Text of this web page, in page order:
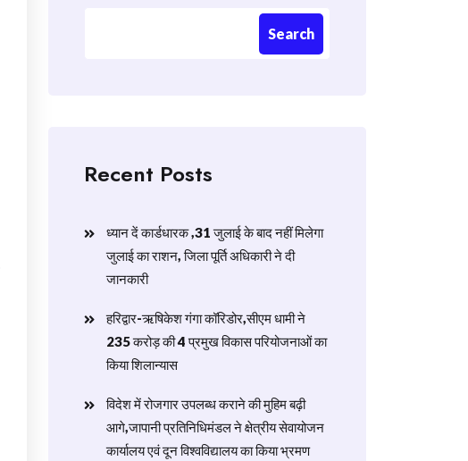
Search
Recent Posts
ध्यान दें कार्डधारक ,31 जुलाई के बाद नहीं मिलेगा
जुलाई का राशन, जिला पूर्ति अधिकारी ने दी
जानकारी
हरिद्वार-ऋषिकेश गंगा कॉरिडोर,सीएम धामी ने
235 करोड़ की 4 प्रमुख विकास परियोजनाओं का
किया शिलान्यास
विदेश में रोजगार उपलब्ध कराने की मुहिम बढ़ी
आगे,जापानी प्रतिनिधिमंडल ने क्षेत्रीय सेवायोजन
कार्यालय एवं दून विश्वविद्यालय का किया भ्रमण